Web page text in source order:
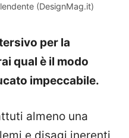
(DesignMag.it)
per la
qual è il modo
impeccabile.
almeno una